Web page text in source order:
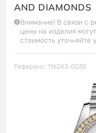
AND DIAMONDS
Внимание! В связи с
цены на изделия
стоимость уточняйте
Референс: 116243-0035